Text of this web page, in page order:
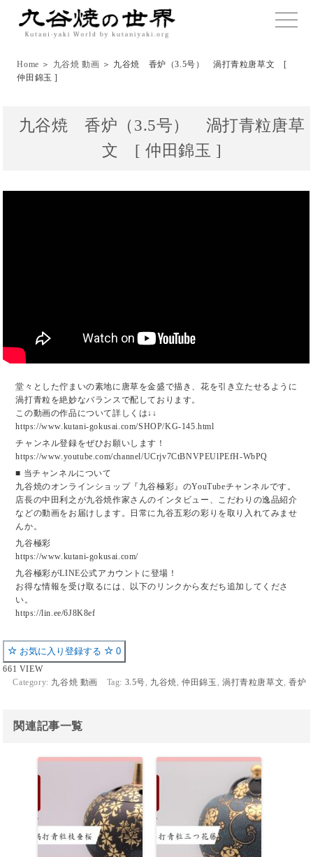
toggle
Home ＞ 九谷焼 動画 ＞ 九谷焼 香炉（3.5号） 渦打青粒唐草文 [
仲田錦玉 ]
九谷焼 香炉（3.5号） 渦打青粒唐草
文 [ 仲田錦玉 ]
堂々とした佇まいの素地に唐草を金盛で描き、花を引き立たせるように
渦打青粒を絶妙なバランスで配しております。
この動画の作品について詳しくは↓↓
https://www.kutani-gokusai.com/SHOP/KG-145.html
チャンネル登録をぜひお願いします！
https://www.youtube.com/channel/UCrjv7CtBNVPEUlPEfH-WbPQ
■ 当チャンネルについて
九谷焼のオンラインショップ『九谷極彩』のYouTubeチャンネルです。
店長の中田利之が九谷焼作家さんのインタビュー、こだわりの逸品紹介
などの動画をお届けします。日常に九谷五彩の彩りを取り入れてみませ
んか。
九谷極彩
https://www.kutani-gokusai.com/
九谷極彩がLINE公式アカウントに登場！
お得な情報を受け取るには、以下のリンクから友だち追加してくださ
い。
https://lin.ee/6J8K8ef
お気に入り登録する 0
661 VIEW
Category: 九谷焼 動画 Tag: 3.5号, 九谷焼,仲田錦玉 , 渦打青粒唐草文,香炉
関連記事一覧